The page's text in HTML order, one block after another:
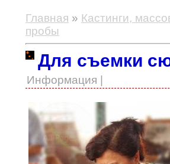
Главная » Кастинги,
пробы
Для съемки
Информация |